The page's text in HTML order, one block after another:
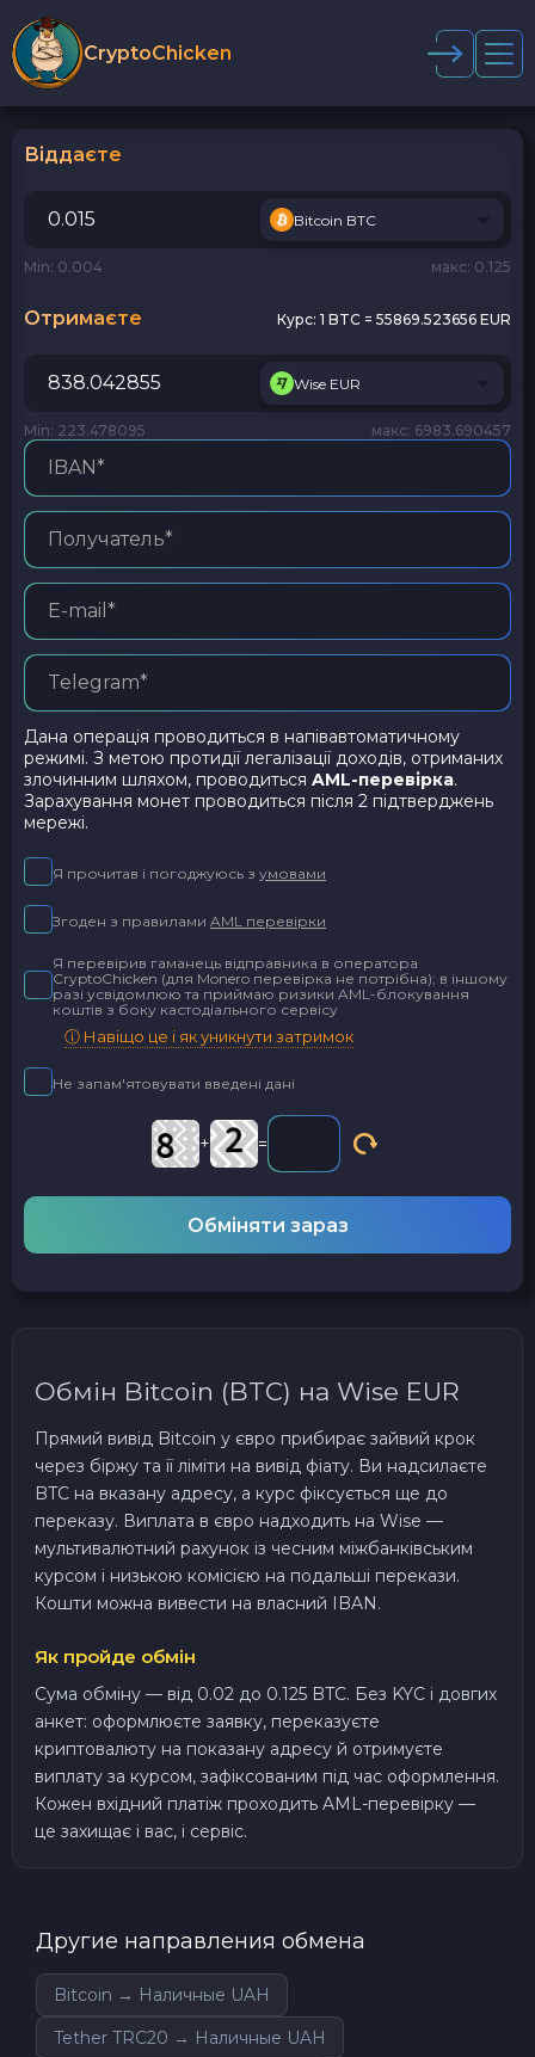
CryptoChicken
Віддаєте
Bitcoin BTC
Min: 0.004 макс: 0.125
Отримаєте Курс: 1 BTC = 55869.523656 EUR
Wise EUR
Min: 223.478095 макс: 6983.690457
Дана операція проводиться в напівавтоматичному
режимі. З метою протидії легалізації доходів, отриманих
злочинним шляхом, проводиться AML-перевірка.
Зарахування монет проводиться після 2 підтверджень
мережі.
Я прочитав і погоджуюсь з умовами
Згоден з правилами AML перевірки
Я перевірив гаманець відправника в оператора
CryptoChicken (для Monero перевірка не потрібна); в іншому
разі усвідомлюю та приймаю ризики AML-блокування
коштів з боку кастодіального сервісу
ⓘ Навіщо це і як уникнути затримок
Не запам'ятовувати введені дані
+ =
Обміняти зараз
Обмін Bitcoin (BTC) на Wise EUR
Прямий вивід Bitcoin у євро прибирає зайвий крок
через біржу та її ліміти на вивід фіату. Ви надсилаєте
BTC на вказану адресу, а курс фіксується ще до
переказу. Виплата в євро надходить на Wise —
мультивалютний рахунок із чесним міжбанківським
курсом і низькою комісією на подальші перекази.
Кошти можна вивести на власний IBAN.
Як пройде обмін
Сума обміну — від 0.02 до 0.125 BTC. Без KYC і довгих
анкет: оформлюєте заявку, переказуєте
криптовалюту на показану адресу й отримуєте
виплату за курсом, зафіксованим під час оформлення.
Кожен вхідний платіж проходить AML-перевірку —
це захищає і вас, і сервіс.
Другие направления обмена
Bitcoin → Наличные UAH
Tether TRC20 → Наличные UAH